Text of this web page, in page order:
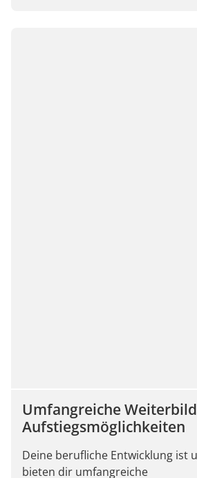
Umfangreiche
Aufstiegsmöglichkeiten
Deine berufliche Entwicklung ist
bieten dir umfangreiche